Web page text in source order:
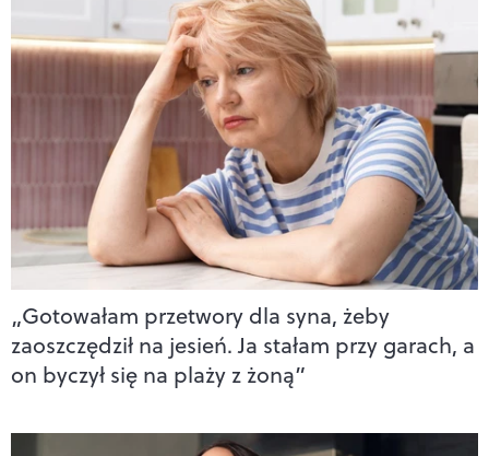
„Gotowałam przetwory dla syna, żeby
zaoszczędził na jesień. Ja stałam przy garach, a
on byczył się na plaży z żoną”